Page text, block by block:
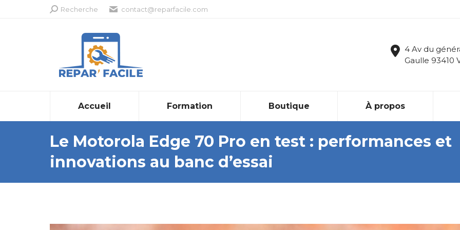
Recherche
Recherche contact@reparfacile.com
4 Av du
Gaulle 93410
Accueil Formation Boutique À propos
Le Motorola Edge 70 Pro en test : performances et
innovations au banc d’essai